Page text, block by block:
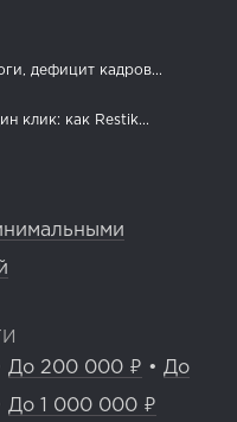
дефицит кадров...
клик: как Restik...
До 200 000 ₽ • До
До 1 000 000 ₽